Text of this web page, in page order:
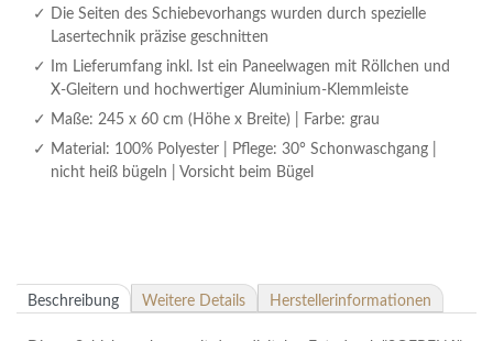
Die Seiten des Schiebevorhangs wurden durch spezielle
Lasertechnik präzise geschnitten
Im Lieferumfang inkl. Ist ein Paneelwagen mit Röllchen und
X-Gleitern und hochwertiger Aluminium-Klemmleiste
Maße: 245 x 60 cm (Höhe x Breite) | Farbe: grau
Material: 100% Polyester | Pflege: 30° Schonwaschgang |
nicht heiß bügeln | Vorsicht beim Bügel
Beschreibung Weitere Details Herstellerinformationen